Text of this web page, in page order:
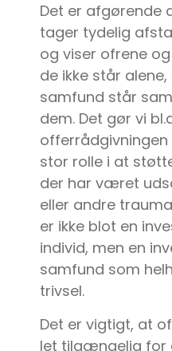
Det er afgørende
tager tydelig
og viser ofrene
de ikke står
samfund står
dem. Det gør vi
offerrådgivningen
stor rolle i at
der har været
eller andre
er ikke blot en
individ, men en
samfund som
trivsel.
Det er vigtigt, at
let tilgængelig for